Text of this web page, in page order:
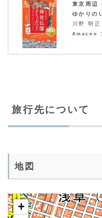
東京周辺
ゆかりの
川野 明
Amazon
旅行先について
地図